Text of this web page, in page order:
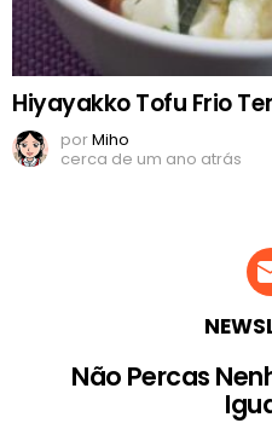
Hiyayakko Tofu Frio
porMiho
cerca de um ano atrás
Não Percas